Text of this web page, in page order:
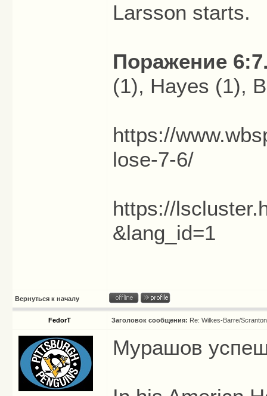
Larsson starts.
Поражение
(1), Hayes (1),
https://
lose-7-6/
https://
&lang_id=1
Вернуться к началу
FedorT Заголовок сообщения: Re: Wilkes-Barre/
Мурашов